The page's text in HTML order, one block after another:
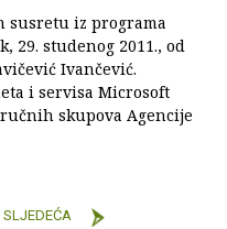
susretu iz programa
29. studenog 2011., od
Ivančević.
i servisa Microsoft
skupova Agencije
SLJEDEĆA